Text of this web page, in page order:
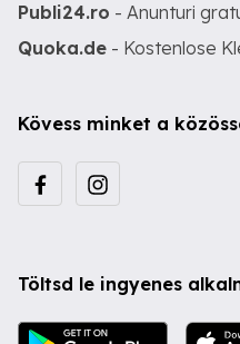
Publi24.ro - Anunturi
Quoka.de - Kostenlose
Kövess minket a
Töltsd le ingyenes